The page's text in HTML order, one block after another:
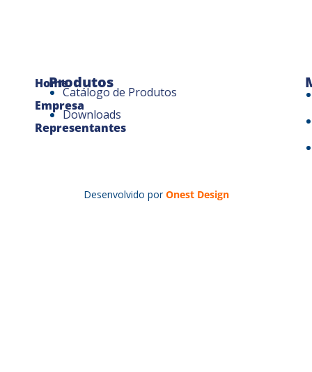
Home
Empresa
Representantes
Produtos
Catálogo de Produtos
Downloads
Desenvolvido por Onest Design